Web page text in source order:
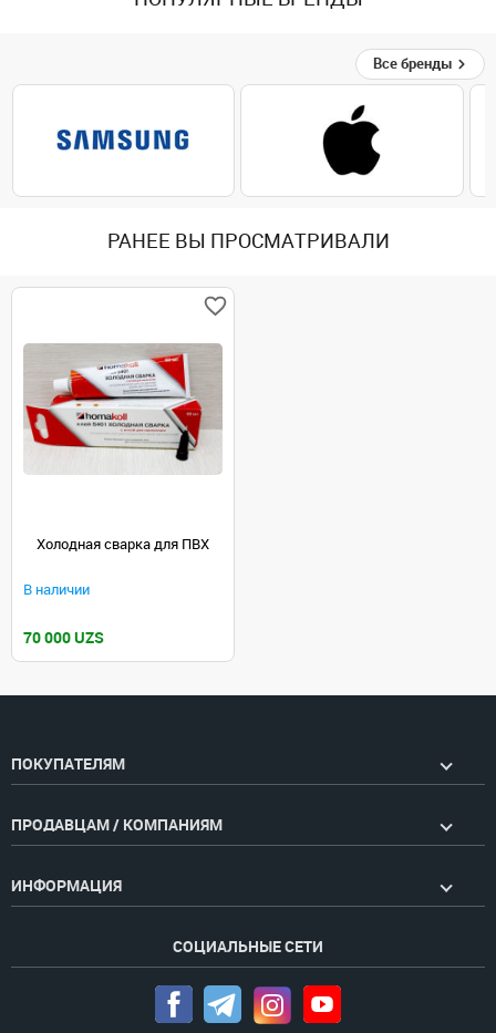
Все бренды
РАНЕЕ ВЫ ПРОСМАТРИВАЛИ
Холодная сварка для ПВХ
В наличии
70 000 UZS
ПОКУПАТЕЛЯМ
ПРОДАВЦАМ / КОМПАНИЯМ
ИНФОРМАЦИЯ
СОЦИАЛЬНЫЕ СЕТИ